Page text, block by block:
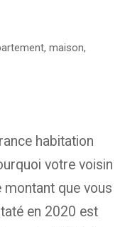
maison,
habitation
votre voisin
montant que vous
en 2020 est